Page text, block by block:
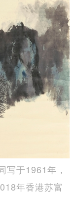
写于1961年，
年香港苏富